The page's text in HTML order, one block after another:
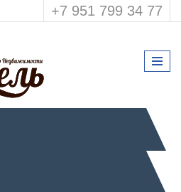
+7 951 799 34 77